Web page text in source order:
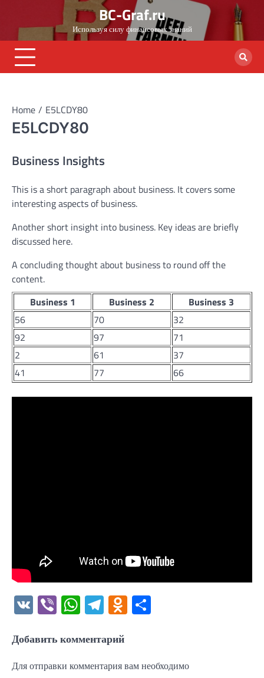
content
BC-Graf.ru
Используя силу финансовых знаний
Home E5LCDY80
E5LCDY80
Business Insights
This is a short paragraph about business. It covers some
interesting aspects of business.
Another short insight into business. Key ideas are briefly
discussed here.
A concluding thought about business to round off the
content.
Business 1
Business 2
Business 3
56
70
32
92
97
71
2
61
37
41
77 66
VK ViberWhatsApp
Telegram
Odnoklassniki
Добавить комментарий
Для отправки комментария вам необходимо